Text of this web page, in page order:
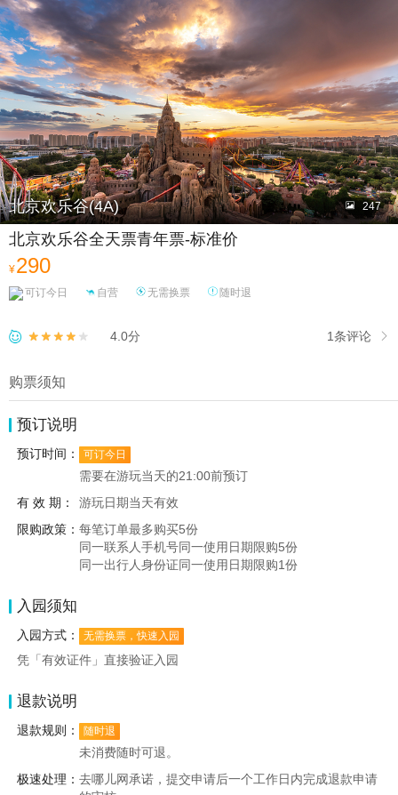
北京欢乐谷(4A)  247
北京欢乐谷全天票青年票-标准价
¥290
可订今日 自营 无需换票 随时退

 4.0分 1条评论 
购票须知
预订说明
预订时间： 可订今日
需要在游玩当天的21:00前预订
有 效 期：
游玩日期当天有效
限购政策： 每笔订单最多购买5份
同一联系人手机号同一使用日期限购5份
同一出行人身份证同一使用日期限购1份
入园须知
入园方式： 无需换票，快速入园
凭「有效证件」直接验证入园
退款说明
退款规则： 随时退
未消费随时可退。
极速处理： 去哪儿网承诺，提交申请后一个工作日内完成退款申请
